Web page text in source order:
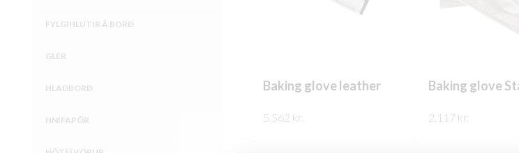
FYLGIHLUTIR Á BORÐ
GLER
HLAÐBORÐ
HNÍFAPÖR
Baking glove leather
5.562 kr.
Baking glove
2.117 kr.